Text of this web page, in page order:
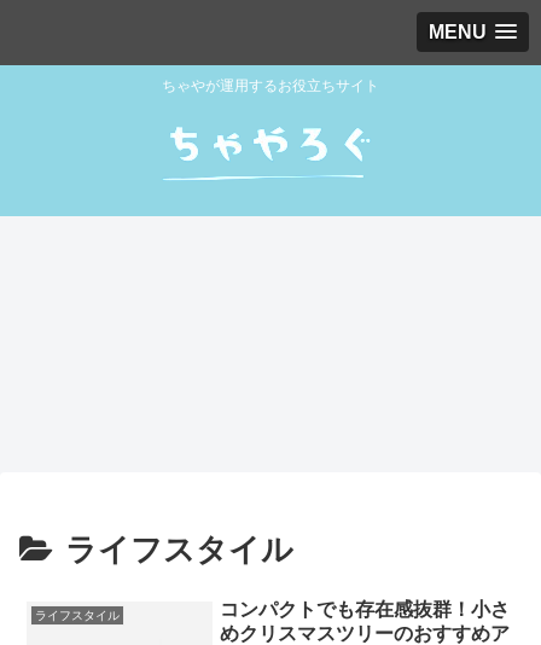
MENU
ちゃやが運用するお役立ちサイト
ライフスタイル
ライフスタイル
コンパクトでも存在感抜群！小さ
めクリスマスツリーのおすすめア